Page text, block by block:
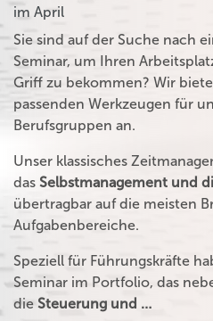
im April
Sie sind auf der Suche nach
Seminar, um Ihren
Griff zu bekommen? Wir
passenden Werkzeugen für
Berufsgruppen an.
Unser klassisches
das Selbstmanagement und
übertragbar auf die meisten
Aufgabenbereiche.
Speziell für Führungskräfte
Seminar im Portfolio, das
die Steuerung und …